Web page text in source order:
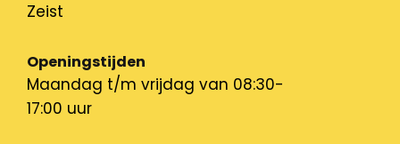
Zeist
Openingstijden
Maandag t/m vrijdag van 08:30-
17:00 uur